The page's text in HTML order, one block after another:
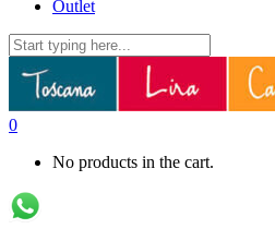
Outlet
0
No products in the cart.